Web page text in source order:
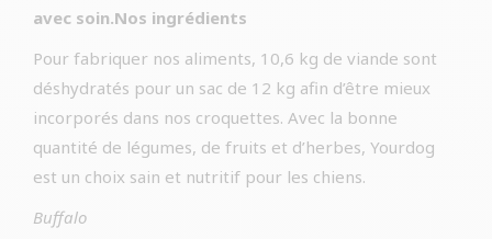
avec soin.Nos ingrédients
Pour fabriquer nos aliments, 10,6 kg de viande sont
déshydratés pour un sac de 12 kg afin d’être mieux
incorporés dans nos croquettes. Avec la bonne
quantité de légumes, de fruits et d’herbes, Yourdog
est un choix sain et nutritif pour les chiens.
Buffalo